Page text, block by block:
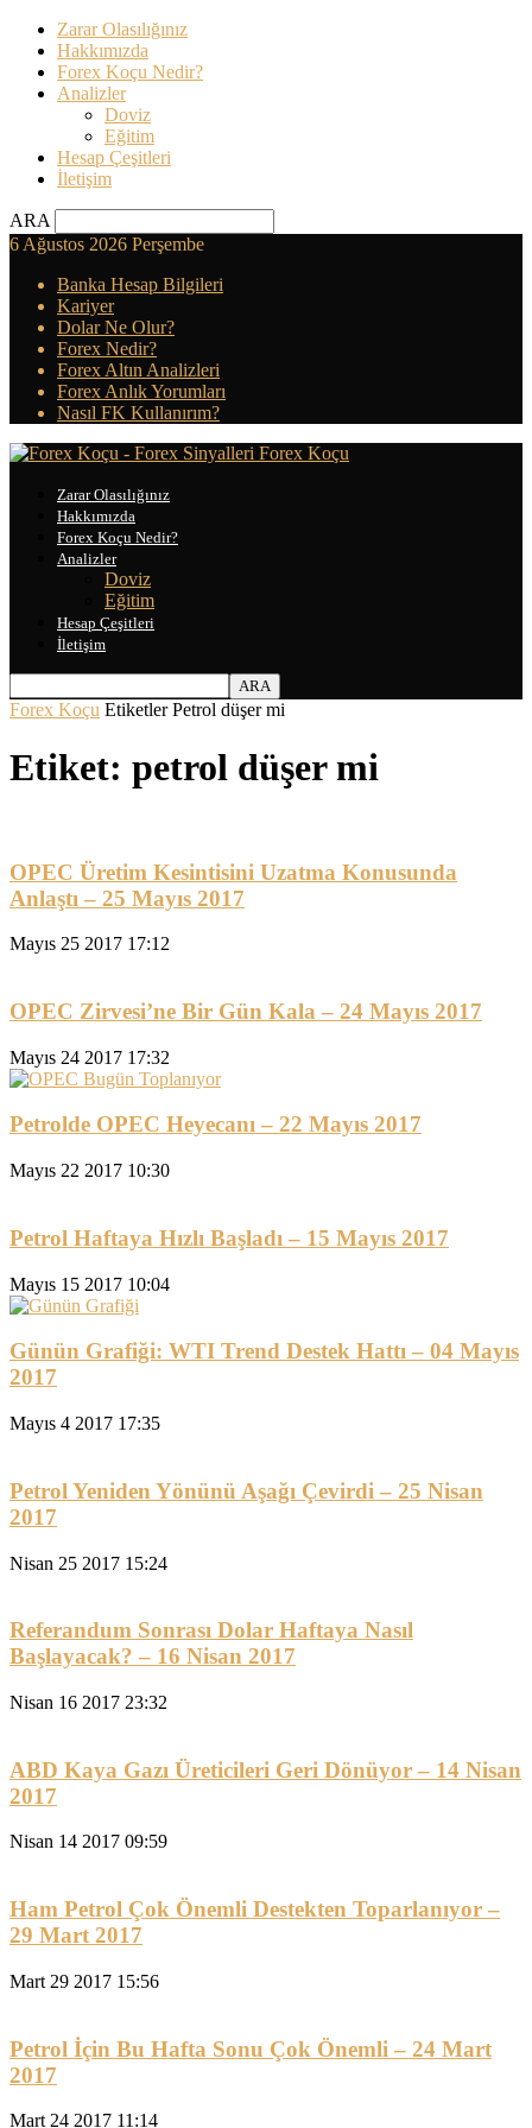
Zarar Olasılığınız
Hakkımızda
Forex Koçu Nedir?
Analizler
Doviz
Eğitim
Hesap Çeşitleri
İletişim
ARA
6 Ağustos 2026 Perşembe
Banka Hesap Bilgileri
Kariyer
Dolar Ne Olur?
Forex Nedir?
Forex Altın Analizleri
Forex Anlık Yorumları
Nasıl FK Kullanırım?
Forex Koçu
Zarar Olasılığınız
Hakkımızda
Forex Koçu Nedir?
Analizler
Doviz
Eğitim
Hesap Çeşitleri
İletişim
Forex Koçu Etiketler Petrol düşer mi
Etiket: petrol düşer mi
OPEC Üretim Kesintisini Uzatma Konusunda
Anlaştı – 25 Mayıs 2017
Mayıs 25 2017 17:12
OPEC Zirvesi’ne Bir Gün Kala – 24 Mayıs 2017
Mayıs 24 2017 17:32
Petrolde OPEC Heyecanı – 22 Mayıs 2017
Mayıs 22 2017 10:30
Petrol Haftaya Hızlı Başladı – 15 Mayıs 2017
Mayıs 15 2017 10:04
Günün Grafiği: WTI Trend Destek Hattı – 04 Mayıs
2017
Mayıs 4 2017 17:35
Petrol Yeniden Yönünü Aşağı Çevirdi – 25 Nisan
2017
Nisan 25 2017 15:24
Referandum Sonrası Dolar Haftaya Nasıl
Başlayacak? – 16 Nisan 2017
Nisan 16 2017 23:32
ABD Kaya Gazı Üreticileri Geri Dönüyor – 14 Nisan
2017
Nisan 14 2017 09:59
Ham Petrol Çok Önemli Destekten Toparlanıyor –
29 Mart 2017
Mart 29 2017 15:56
Petrol İçin Bu Hafta Sonu Çok Önemli – 24 Mart
2017
Mart 24 2017 11:14